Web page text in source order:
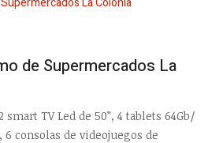
de Supermercados La
TV Led de 50”, 4 tablets 64Gb/
6 consolas de videojuegos de